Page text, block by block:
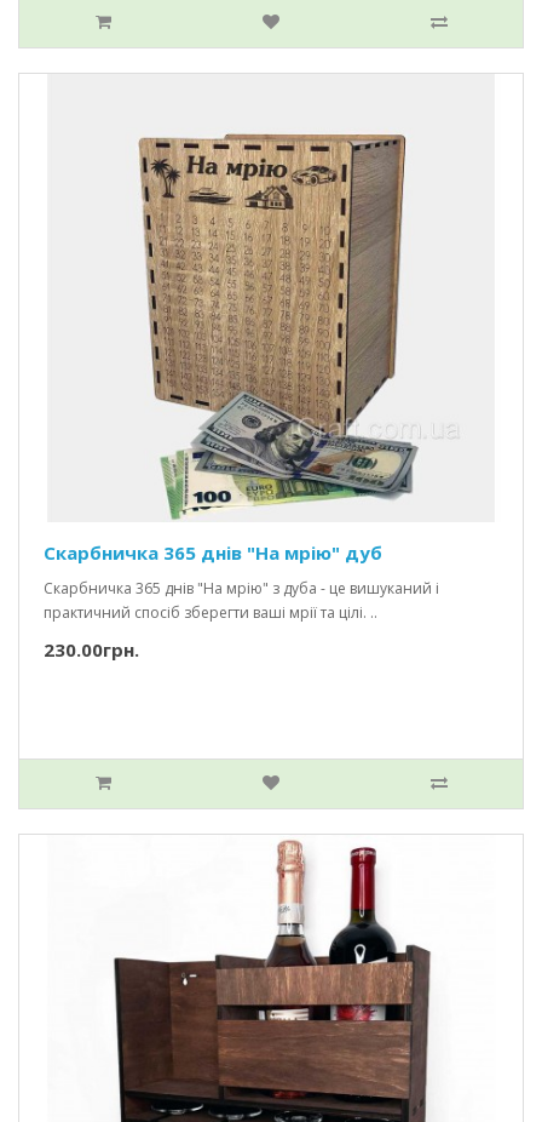
Скарбничка 365 днів "На мрію" дуб
Скарбничка 365 днів "На мрію" з дуба - це вишуканий і
практичний спосіб зберегти ваші мрії та цілі. ..
230.00грн.